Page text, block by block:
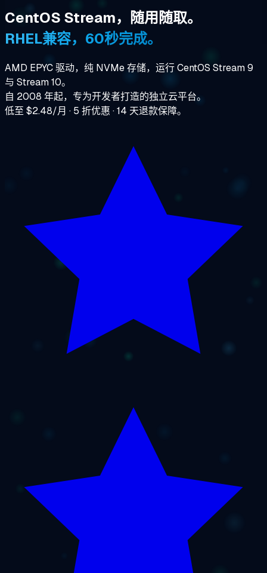
CentOS Stream，随用随取。
RHEL兼容，60秒完成。
AMD EPYC 驱动，纯 NVMe 存储，运行 CentOS Stream 9
与 Stream 10。
自 2008 年起，专为开发者打造的独立云平台。
低至 $2.48/月 · 5 折优惠 · 14 天退款保障。